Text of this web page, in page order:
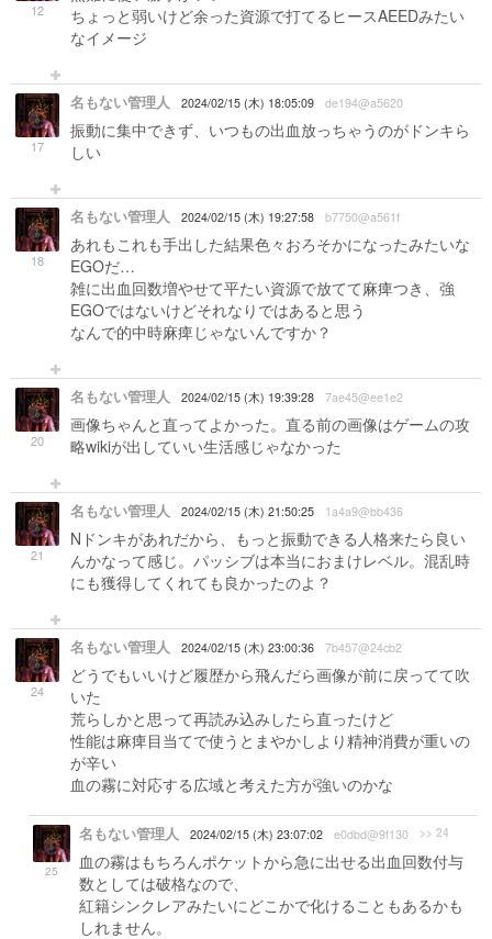
12
ちょっと弱いけど余った資源で打てるヒースAEEDみたい
なイメージ
17
名もない管理人 2024/02/15 (木) 18:05:09 de194@a5620
振動に集中できず、いつもの出血放っちゃうのがドンキら
しい
18
名もない管理人 2024/02/15 (木) 19:27:58 b7750@a561f
あれもこれも手出した結果色々おろそかになったみたいな
EGOだ…
雑に出血回数増やせて平たい資源で放てて麻痺つき、強
EGOではないけどそれなりではあると思う
なんで的中時麻痺じゃないんですか？
20
名もない管理人 2024/02/15 (木) 19:39:28 7ae45@ee1e2
画像ちゃんと直ってよかった。直る前の画像はゲームの攻
略wikiが出していい生活感じゃなかった
21
名もない管理人 2024/02/15 (木) 21:50:25 1a4a9@bb436
Nドンキがあれだから、もっと振動できる人格来たら良い
んかなって感じ。パッシブは本当におまけレベル。混乱時
にも獲得してくれても良かったのよ？
24
名もない管理人 2024/02/15 (木) 23:00:36 7b457@24cb2
どうでもいいけど履歴から飛んだら画像が前に戻ってて吹
いた
荒らしかと思って再読み込みしたら直ったけど
性能は麻痺目当てで使うとまやかしより精神消費が重いの
が辛い
血の霧に対応する広域と考えた方が強いのかな
25
名もない管理人 2024/02/15 (木) 23:07:02 e0dbd@9f130 >> 24
血の霧はもちろんポケットから急に出せる出血回数付与
数としては破格なので、
紅籍シンクレアみたいにどこかで化けることもあるかも
しれません。